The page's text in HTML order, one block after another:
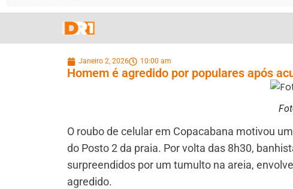
Janeiro 2, 2026 10:00 am
Homem é agredido por populares após
O roubo de celular em Copacabana motivou
do Posto 2 da praia. Por volta das 8h30,
surpreendidos por um tumulto na areia,
agredido.